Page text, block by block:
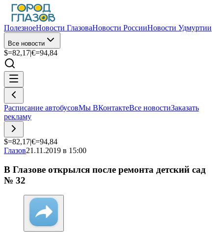
ПолезноеНовости ГлазоваНовости РоссииНовости Удмуртии
Все новости
$=82,17|€=94,84
Расписание автобусовМы ВКонтактеВсе новостиЗаказать
рекламу
$=82,17|€=94,84
Глазов21.11.2019 в 15:00
В Глазове открылся после ремонта детский сад
№ 32